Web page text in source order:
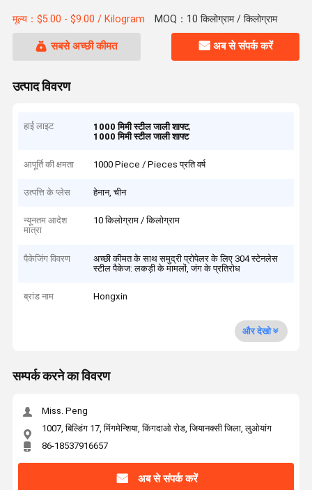
मूल्य：$5.00 - $9.00 / Kilogram MOQ：10 किलोग्राम / किलोग्राम
सबसे अच्छी कीमत अब से संपर्क करें
उत्पाद विवरण
हाई लाइट 1000 मिमी स्टील जाली शाफ्ट,
1000 मिमी स्टील जाली शाफ्ट
आपूर्ति की क्षमता 1000 Piece / Pieces प्रति वर्ष
उत्पत्ति के प्लेस हेनान, चीन
न्यूनतम आदेश
मात्रा
10 किलोग्राम / किलोग्राम
पैकेजिंग विवरण
अच्छी कीमत के साथ समुद्री प्रोपेलर के लिए 304 स्टेनलेस
स्टील पैकेज: लकड़ी के मामलों, जंग के प्रतिरोध
ब्रांड नाम Hongxin
और देखो
सम्पर्क करने का विवरण
Miss. Peng
1007, बिल्डिंग 17, मिंगमेन्शिया, किंगदाओ रोड, जियानक्सी जिला, लुओयांग
86-18537916657
अब से संपर्क करें